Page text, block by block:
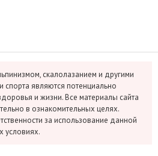
скалолазанием и другими
спорта являются потенциально
и жизни. Все материалы сайта
в ознакомительных целях.
за использование данной
условиях.